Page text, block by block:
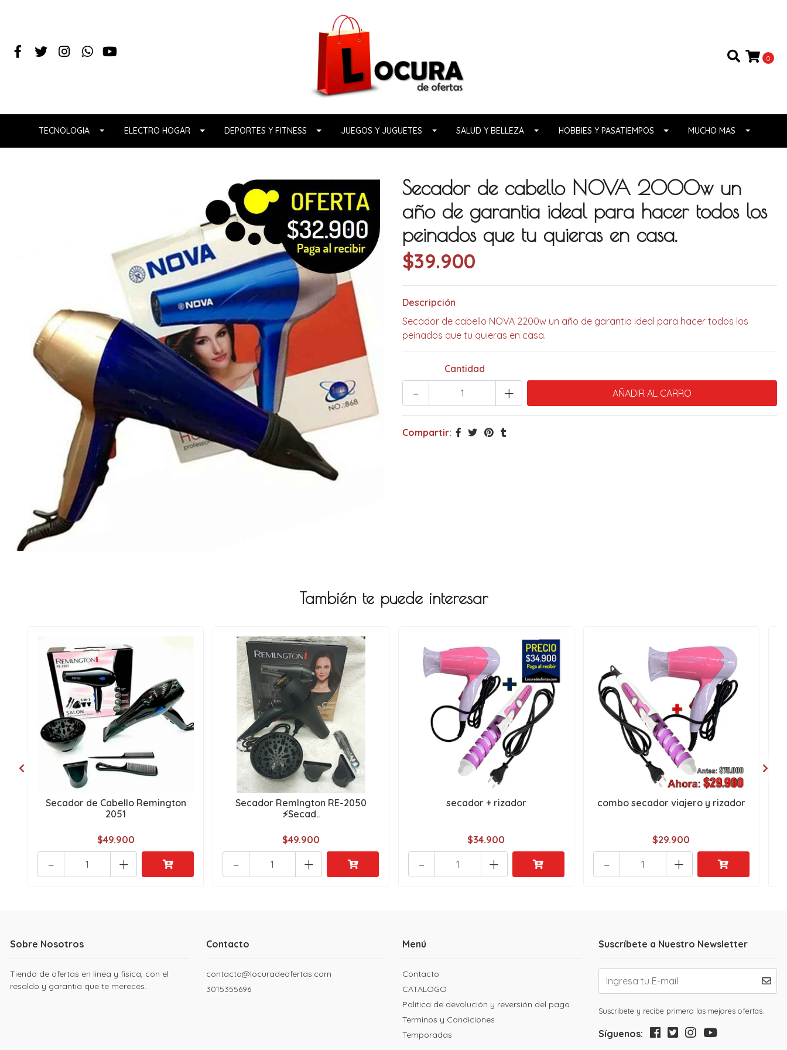
0
TECNOLOGIA ELECTRO HOGAR DEPORTES Y FITNESS JUEGOS Y JUGUETES SALUD Y BELLEZA HOBBIES Y PASATIEMPOS MUCHO MAS
Secador de cabello NOVA 2000w un
año de garantia ideal para hacer todos los
peinados que tu quieras en casa.
$39.900
Descripción
Secador de cabello NOVA 2200w un año de garantia ideal para hacer todos los
peinados que tu quieras en casa.
Cantidad
+
-
Compartir:
También te puede interesar
Secador de Cabello Remington
2051
$49.900
+
-
Secador Remlngton RE-2050
⚡Secad..
$49.900
+
-
secador + rizador
$34.900
+
-
combo secador viajero y rizador
$29.900
+
-
Sobre Nosotros
Tienda de ofertas en linea y fisica, con el
resaldo y garantia que te mereces.
Contacto
contacto@locuradeofertas.com
3015355696
Menú
Contacto
CATALOGO
Política de devolución y reversión del pago
Terminos y Condiciones
Temporadas
Suscríbete a Nuestro Newsletter
Suscribete y recibe primero las mejores ofertas.
Síguenos: